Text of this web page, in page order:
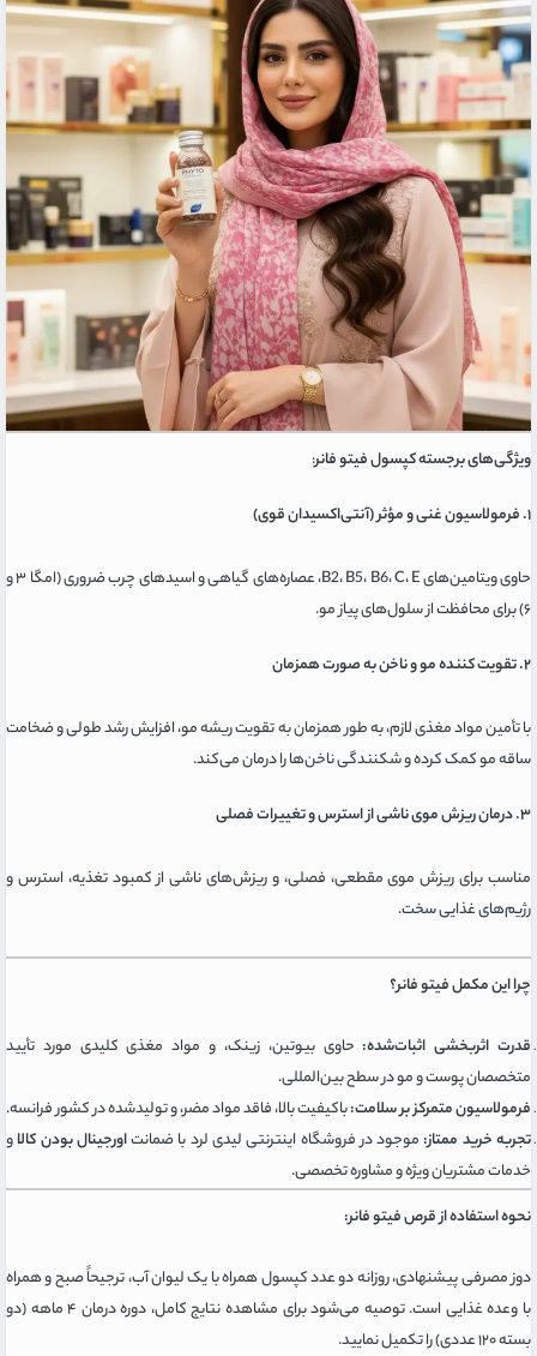
ویژگی‌های برجسته کپسول فیتو فانر:
۱. فرمولاسیون غنی و مؤثر (آنتی‌اکسیدان قوی)
حاوی ویتامین‌های B2، B5، B6، C، E، عصاره‌های گیاهی و اسیدهای چرب ضروری (امگا ۳ و
۶) برای محافظت از سلول‌های پیاز مو.
۲. تقویت کننده مو و ناخن به صورت همزمان
با تأمین مواد مغذی لازم، به طور همزمان به تقویت ریشه مو، افزایش رشد طولی و ضخامت
ساقه مو کمک کرده و شکنندگی ناخن‌ها را درمان می‌کند.
۳. درمان ریزش موی ناشی از استرس و تغییرات فصلی
مناسب برای ریزش موی مقطعی، فصلی، و ریزش‌های ناشی از کمبود تغذیه، استرس و
رژیم‌های غذایی سخت.
چرا این مکمل فیتو فانر؟
قدرت اثربخشی اثبات‌شده: حاوی بیوتین، زینک، و مواد مغذی کلیدی مورد تأیید
متخصصان پوست و مو در سطح بین‌المللی.
فرمولاسیون متمرکز بر سلامت:باکیفیت بالا، فاقد مواد مضر، و تولیدشده در کشور فرانسه.
تجربه خرید ممتاز: موجود در فروشگاه اینترنتی لیدی لرد با ضمانتاورجینال بودن کالاو
خدمات مشتریان ویژه و مشاوره تخصصی.
نحوه استفاده از قرص فیتو فانر:
دوز مصرفی پیشنهادی، روزانه دو عدد کپسول همراه با یک لیوان آب، ترجیحاً صبح و همراه
با وعده غذایی است. توصیه می‌شود برای مشاهده نتایج کامل، دوره درمان ۴ ماهه (دو
بسته ۱۲۰ عددی) را تکمیل نمایید.